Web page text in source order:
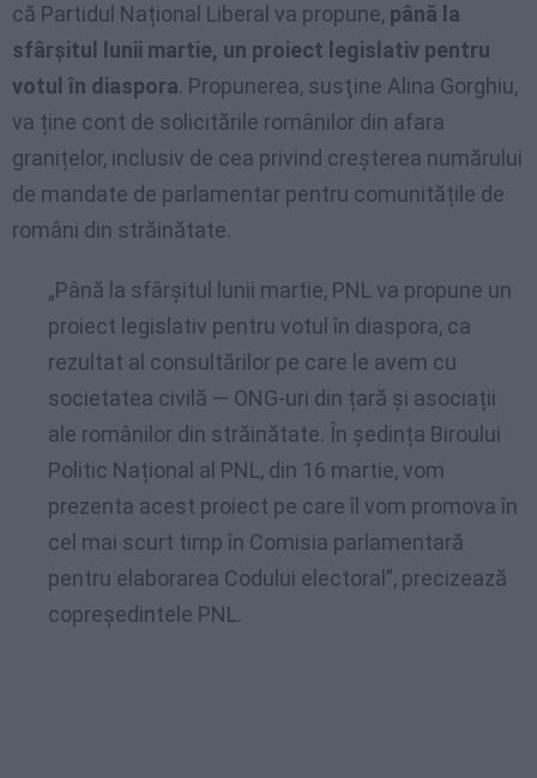
că Partidul Național Liberal va propune, până la
sfârșitul lunii martie, un proiect legislativ pentru
votul în diaspora. Propunerea, susţine Alina Gorghiu,
va ține cont de solicitările românilor din afara
granițelor, inclusiv de cea privind creșterea numărului
de mandate de parlamentar pentru comunitățile de
români din străinătate.
„Până la sfârșitul lunii martie, PNL va propune un
proiect legislativ pentru votul în diaspora, ca
rezultat al consultărilor pe care le avem cu
societatea civilă — ONG-uri din țară și asociații
ale românilor din străinătate. În ședința Biroului
Politic Național al PNL, din 16 martie, vom
prezenta acest proiect pe care îl vom promova în
cel mai scurt timp în Comisia parlamentară
pentru elaborarea Codului electoral”, precizează
copreședintele PNL.